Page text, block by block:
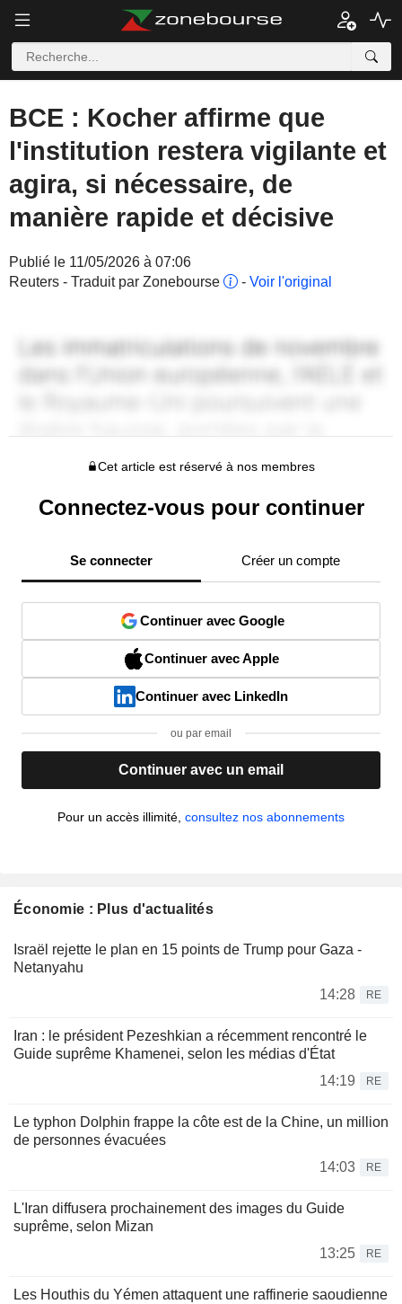
BCE : Kocher affirme que
l'institution restera vigilante et
agira, si nécessaire, de
manière rapide et décisive
Publié le 11/05/2026 à 07:06
Reuters - Traduit par Zonebourse
- Voir l'original
Cet article est réservé à nos membres
Connectez-vous pour continuer
Se connecter Créer un compte
Continuer avec Google
Continuer avec Apple
Continuer avec LinkedIn
ou par email
Continuer avec un email
Pour un accès illimité, consultez nos abonnements
Économie : Plus d'actualités
Israël rejette le plan en 15 points de Trump pour Gaza -
Netanyahu
14:28
RE
Iran : le président Pezeshkian a récemment rencontré le
Guide suprême Khamenei, selon les médias d'État
14:19
RE
Le typhon Dolphin frappe la côte est de la Chine, un million
de personnes évacuées
14:03
RE
L'Iran diffusera prochainement des images du Guide
suprême, selon Mizan
13:25
RE
Les Houthis du Yémen attaquent une raffinerie saoudienne